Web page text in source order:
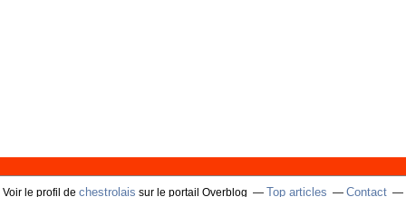
Voir le profil de chestrolais sur le portail Overblog Top articles Contact